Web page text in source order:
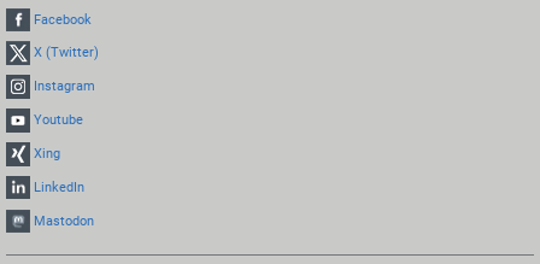
Facebook
X (Twitter)
Instagram
Youtube
Xing
LinkedIn
Mastodon